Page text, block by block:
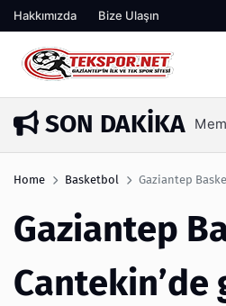
Hakkımızda Bize Ulaşın
SON DAKIKA
8 saat önce
Home Basketbol Gaziantep
Gaziantep